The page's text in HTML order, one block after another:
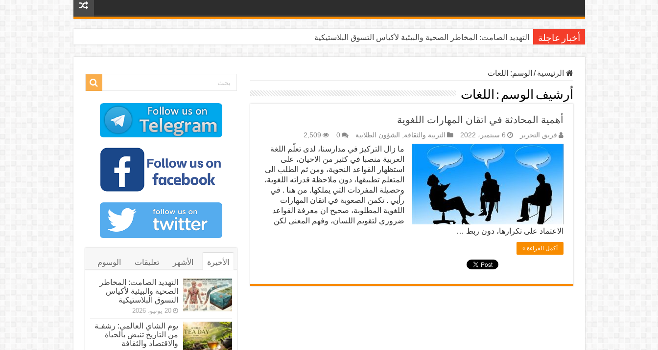
أخبار عاجلة التهديد الصامت: المخاطر الصحية والبيئية لأكياس التسوق البلاستيكية
الرئيسية / الوسم: اللغات
أرشيف الوسم : اللغات
أهمية المحادثة في اتقان المهارات اللغوية
فريق التحرير 6 سبتمبر، 2022 التربية والثقافة, الشؤون الطلابية 0
2,509
ما زال التركيز في مدارسنا، لدى تعلّم اللغة
العربية منصبا في كثير من الاحيان، على
استظهار القواعد النحوية، ومن ثم الطلب الى
المتعلم تطبيقها، دون ملاحظة قدراته اللغوية،
وحصيلة المفردات التي يملكها. من هنا . في
رأيي . تكمن الصعوبة في اتقان المهارات
اللغوية المطلوبة، صحيح ان معرفة القواعد
ضروري لتقويم اللسان، وفهم المعنى لكن
الاعتماد على تكرارها، دون ربط …
أكمل القراءة »
الأخيرة الأشهر تعليقات الوسوم
التهديد الصامت: المخاطر
الصحية والبيئية لأكياس
التسوق البلاستيكية
20 يونيو، 2026
يوم الشاي العالمي: رشفـة
من التاريخ تنبض بالحياة
والاقتصاد والثقافة